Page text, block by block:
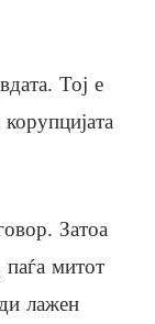
Тој е
Затоа
паѓа митот
лажен